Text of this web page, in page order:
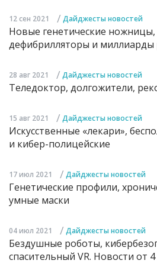
12 сен 2021 / Дайджесты новостей
Новые генетические
дефибрилляторы и миллиарды
28 авг 2021 / Дайджесты новостей
Теледоктор, долгожители,
15 авг 2021 / Дайджесты новостей
Искусственные «лекари»,
и кибер-полицейские
17 июл 2021 / Дайджесты новостей
Генетические профили,
умные маски
04 июл 2021 / Дайджесты новостей
Бездушные роботы,
спасительный VR. Новости от